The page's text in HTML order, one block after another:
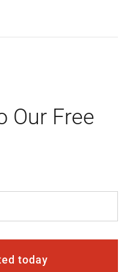
Our Free
today